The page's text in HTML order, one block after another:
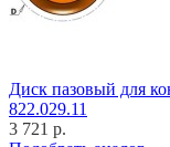
Диск пазовый для
822.029.11
3 721 р.